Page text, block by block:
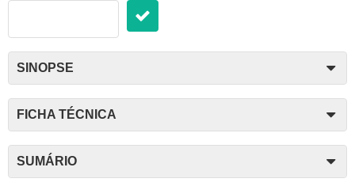
SINOPSE
FICHA TÉCNICA
SUMÁRIO